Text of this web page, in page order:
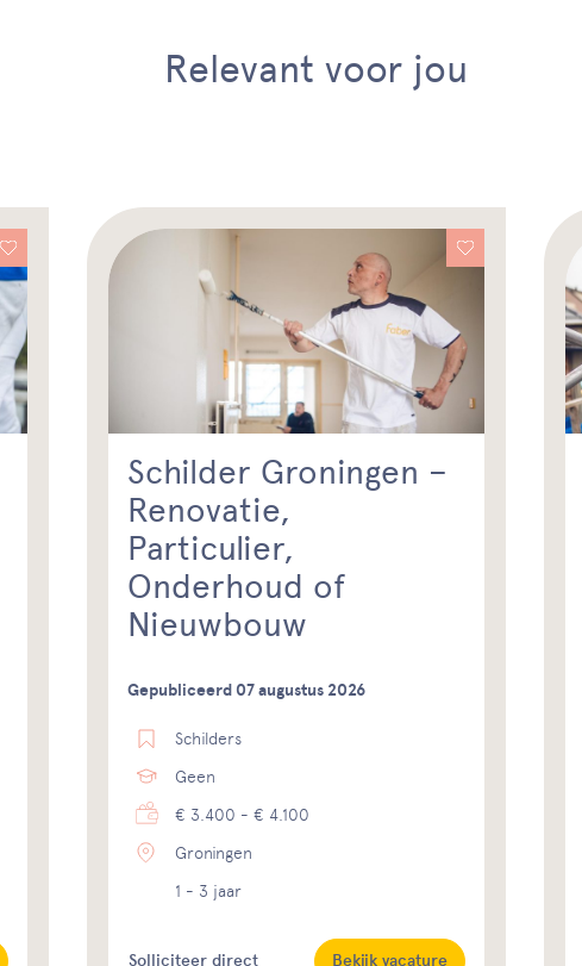
Relevant voor jou
Schilder Groningen –
Renovatie,
Particulier,
Onderhoud of
Nieuwbouw
Gepubliceerd 07 augustus 2026
Schilders
Geen
€ 3.400 - € 4.100
Groningen
1 - 3 jaar
Solliciteer direct Bekijk vacature